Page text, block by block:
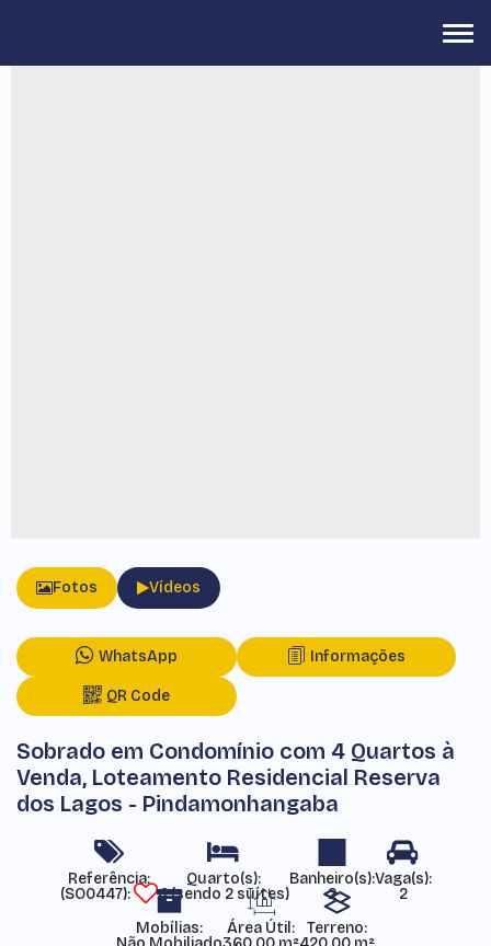
Fotos Vídeos
WhatsApp Informações
QR Code
Sobrado em Condomínio com 4 Quartos à
Venda, Loteamento Residencial Reserva
dos Lagos - Pindamonhangaba
Referência:
(SO0447)
4 (sendo 2 suítes) 2
2
Mobílias:
Área Útil:
Terreno: